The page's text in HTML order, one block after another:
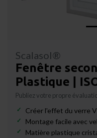
Scalasol®
Fenêtre
Plastique |
Publiez votre propre
Créer l'effet du verre
Montage facile avec
Matière plastique